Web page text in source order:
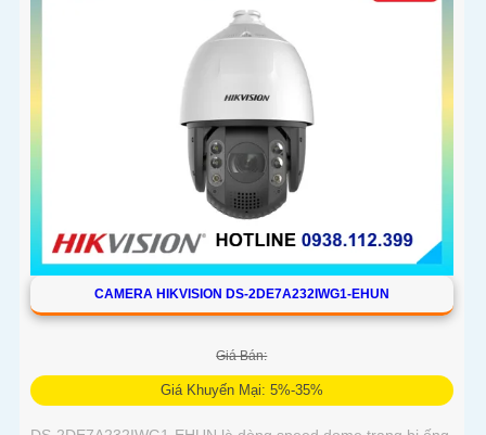
CAMERA HIKVISION DS-2DE7A232IWG1-EHUN
Giá Bán:
Giá Khuyến Mại: 5%-35%